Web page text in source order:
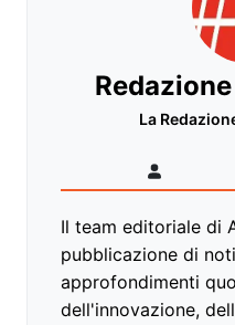
La
Il team editoriale di
pubblicazione di
approfondimenti
dell'innovazione,